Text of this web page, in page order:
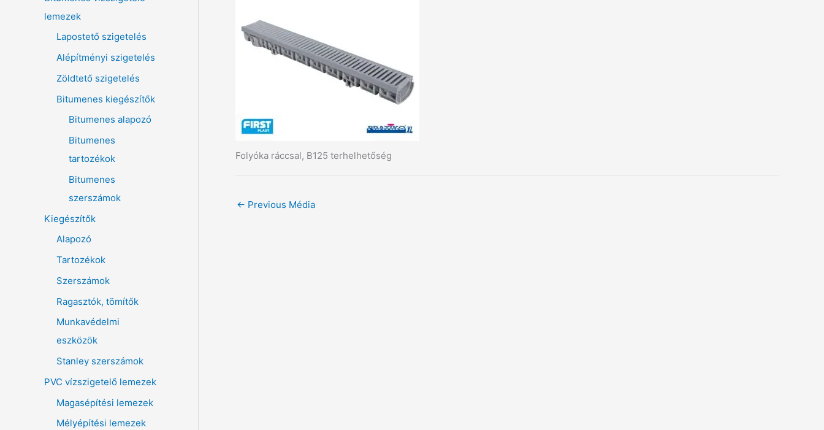
lemezek
Lapostető szigetelés
Alépítményi szigetelés
Zöldtető szigetelés
Bitumenes kiegészítők
Bitumenes alapozó
Bitumenes
tartozékok
Bitumenes
szerszámok
Kiegészítők
Alapozó
Tartozékok
Szerszámok
Ragasztók, tömítők
Munkavédelmi
eszközök
Stanley szerszámok
PVC vízszigetelő lemezek
Magasépítési lemezek
Mélyépítési lemezek
Folyóka ráccsal, B125 terhelhetőség
← Previous Média